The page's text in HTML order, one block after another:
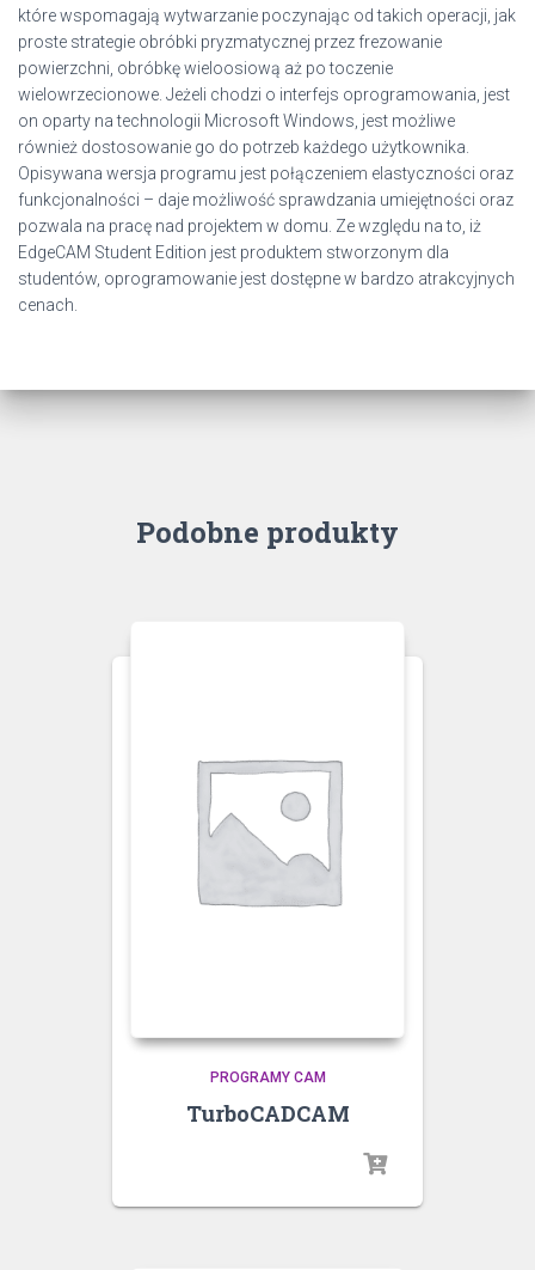
które wspomagają wytwarzanie poczynając od takich operacji, jak
proste strategie obróbki pryzmatycznej przez frezowanie
powierzchni, obróbkę wieloosiową aż po toczenie
wielowrzecionowe. Jeżeli chodzi o interfejs oprogramowania, jest
on oparty na technologii Microsoft Windows, jest możliwe
również dostosowanie go do potrzeb każdego użytkownika.
Opisywana wersja programu jest połączeniem elastyczności oraz
funkcjonalności – daje możliwość sprawdzania umiejętności oraz
pozwala na pracę nad projektem w domu. Ze względu na to, iż
EdgeCAM Student Edition jest produktem stworzonym dla
studentów, oprogramowanie jest dostępne w bardzo atrakcyjnych
cenach.
Podobne produkty
PROGRAMY CAM
TurboCADCAM